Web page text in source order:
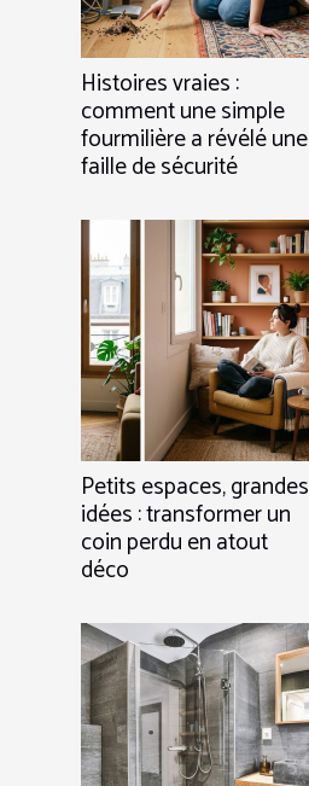
Histoires vraies :
comment une simple
fourmilière a révélé une
faille de sécurité
Petits espaces, grandes
idées : transformer un
coin perdu en atout
déco